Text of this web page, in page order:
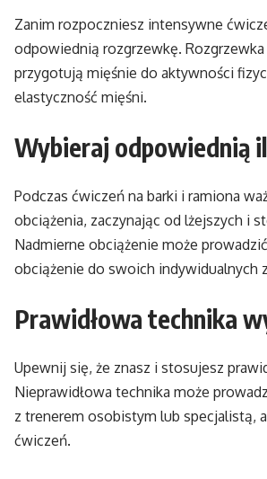
Zanim rozpoczniesz intensywne
odpowiednią rozgrzewkę.
przygotują mięśnie do aktywności
elastyczność mięśni.
Wybieraj odpowiednią
Podczas ćwiczeń na barki i ramiona
obciążenia, zaczynając od lżejszych i
Nadmierne obciążenie może
obciążenie do swoich indywidualnych
Prawidłowa technika
Upewnij się, że znasz i stosujesz
Nieprawidłowa technika może
z trenerem osobistym lub specjalistą,
ćwiczeń.